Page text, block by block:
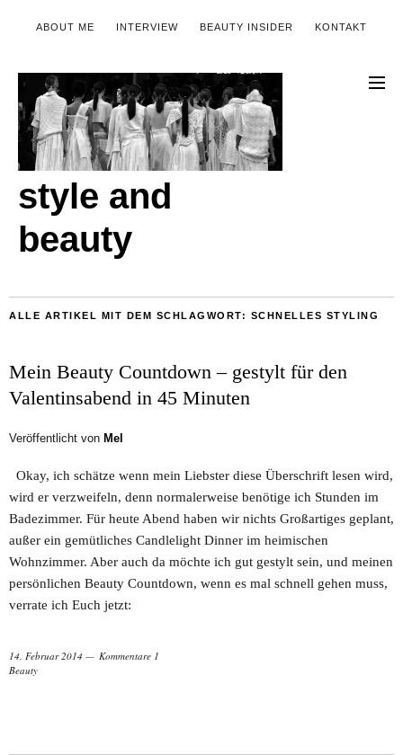
ABOUT ME INTERVIEW BEAUTY INSIDER KONTAKT
style and
beauty
ALLE ARTIKEL MIT DEM SCHLAGWORT: SCHNELLES STYLING
Mein Beauty Countdown – gestylt für den
Valentinsabend in 45 Minuten
Veröffentlicht von Mel
Okay, ich schätze wenn mein Liebster diese Überschrift lesen wird,
wird er verzweifeln, denn normalerweise benötige ich Stunden im
Badezimmer. Für heute Abend haben wir nichts Großartiges geplant,
außer ein gemütliches Candlelight Dinner im heimischen
Wohnzimmer. Aber auch da möchte ich gut gestylt sein, und meinen
persönlichen Beauty Countdown, wenn es mal schnell gehen muss,
verrate ich Euch jetzt:
14. Februar 2014
Kommentare 1
Beauty